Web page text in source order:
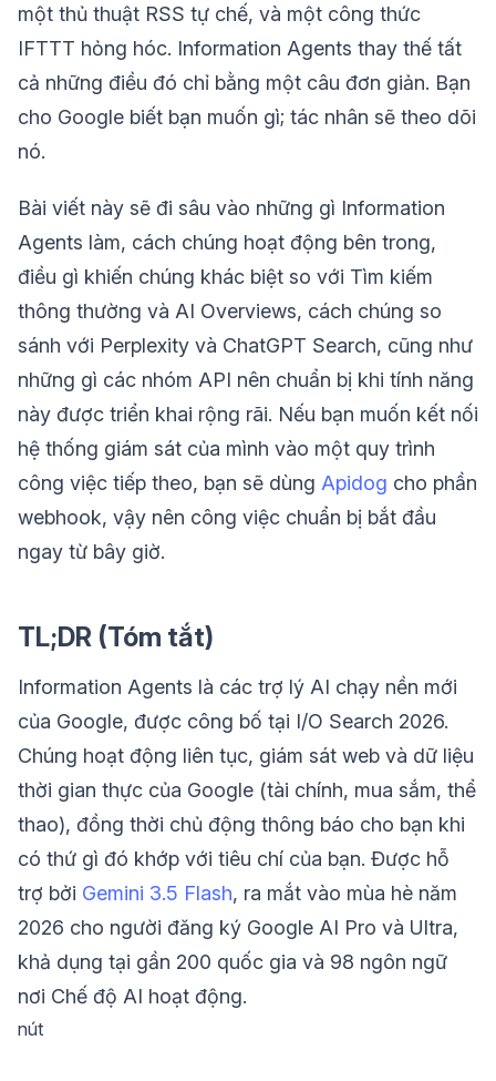
một thủ thuật RSS tự chế, và một công thức
IFTTT hỏng hóc. Information Agents thay thế tất
cả những điều đó chỉ bằng một câu đơn giản. Bạn
cho Google biết bạn muốn gì; tác nhân sẽ theo dõi
nó.
Bài viết này sẽ đi sâu vào những gì Information
Agents làm, cách chúng hoạt động bên trong,
điều gì khiến chúng khác biệt so với Tìm kiếm
thông thường và AI Overviews, cách chúng so
sánh với Perplexity và ChatGPT Search, cũng như
những gì các nhóm API nên chuẩn bị khi tính năng
này được triển khai rộng rãi. Nếu bạn muốn kết nối
hệ thống giám sát của mình vào một quy trình
công việc tiếp theo, bạn sẽ dùng Apidog cho phần
webhook, vậy nên công việc chuẩn bị bắt đầu
ngay từ bây giờ.
TL;DR (Tóm tắt)
Information Agents là các trợ lý AI chạy nền mới
của Google, được công bố tại I/O Search 2026.
Chúng hoạt động liên tục, giám sát web và dữ liệu
thời gian thực của Google (tài chính, mua sắm, thể
thao), đồng thời chủ động thông báo cho bạn khi
có thứ gì đó khớp với tiêu chí của bạn. Được hỗ
trợ bởi Gemini 3.5 Flash, ra mắt vào mùa hè năm
2026 cho người đăng ký Google AI Pro và Ultra,
khả dụng tại gần 200 quốc gia và 98 ngôn ngữ
nơi Chế độ AI hoạt động.
nút